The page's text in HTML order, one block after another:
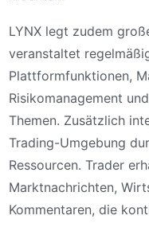
LYNX legt zudem
veranstaltet
Plattformfunktionen,
Risikomanagement
Themen. Zusätzlich
Trading-Umgebung
Ressourcen. Trader
Marktnachrichten,
Kommentaren, die